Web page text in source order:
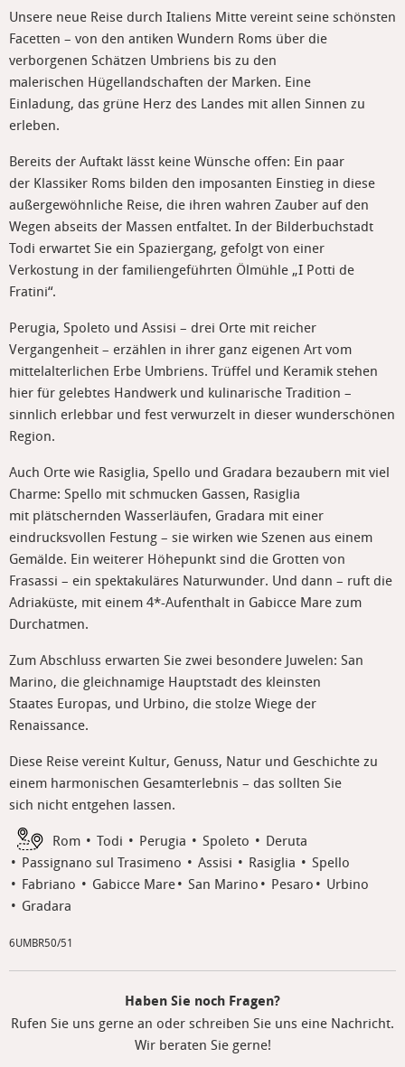
Unsere neue Reise durch Italiens Mitte vereint seine schönsten
Facetten – von den antiken Wundern Roms über die
verborgenen Schätzen Umbriens bis zu den
malerischen Hügellandschaften der Marken. Eine
Einladung, das grüne Herz des Landes mit allen Sinnen zu
erleben.
Bereits der Auftakt lässt keine Wünsche offen: Ein paar
der Klassiker Roms bilden den imposanten Einstieg in diese
außergewöhnliche Reise, die ihren wahren Zauber auf den
Wegen abseits der Massen entfaltet. In der Bilderbuchstadt
Todi erwartet Sie ein Spaziergang, gefolgt von einer
Verkostung in der familiengeführten Ölmühle „I Potti de
Fratini“.
Perugia, Spoleto und Assisi – drei Orte mit reicher
Vergangenheit – erzählen in ihrer ganz eigenen Art vom
mittelalterlichen Erbe Umbriens. Trüffel und Keramik stehen
hier für gelebtes Handwerk und kulinarische Tradition –
sinnlich erlebbar und fest verwurzelt in dieser wunderschönen
Region.
Auch Orte wie Rasiglia, Spello und Gradara bezaubern mit viel
Charme: Spello mit schmucken Gassen, Rasiglia
mit plätschernden Wasserläufen, Gradara mit einer
eindrucksvollen Festung – sie wirken wie Szenen aus einem
Gemälde. Ein weiterer Höhepunkt sind die Grotten von
Frasassi – ein spektakuläres Naturwunder. Und dann – ruft die
Adriaküste, mit einem 4*-Aufenthalt in Gabicce Mare zum
Durchatmen.
Zum Abschluss erwarten Sie zwei besondere Juwelen: San
Marino, die gleichnamige Hauptstadt des kleinsten
Staates Europas, und Urbino, die stolze Wiege der
Renaissance.
Diese Reise vereint Kultur, Genuss, Natur und Geschichte zu
einem harmonischen Gesamterlebnis – das sollten Sie
sich nicht entgehen lassen.
Rom
Todi Perugia Spoleto
Deruta
Passignano sul Trasimeno
Assisi Rasiglia
Spello
Fabriano
Gabicce Mare San Marino Pesaro
Urbino
Gradara
6UMBR50/51
Haben Sie noch Fragen?
Rufen Sie uns gerne an oder schreiben Sie uns eine Nachricht.
Wir beraten Sie gerne!